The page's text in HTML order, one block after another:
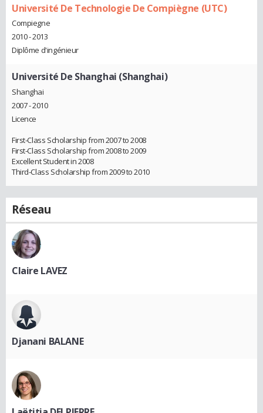
Université De Technologie De Compiègne (UTC)
Compiegne
2010 - 2013
Diplôme d'ingénieur
Université De Shanghai (Shanghai)
Shanghai
2007 - 2010
Licence
First-Class Scholarship from 2007 to 2008
First-Class Scholarship from 2008 to 2009
Excellent Student in 2008
Third-Class Scholarship from 2009 to 2010
Réseau
Claire LAVEZ
Djanani BALANE